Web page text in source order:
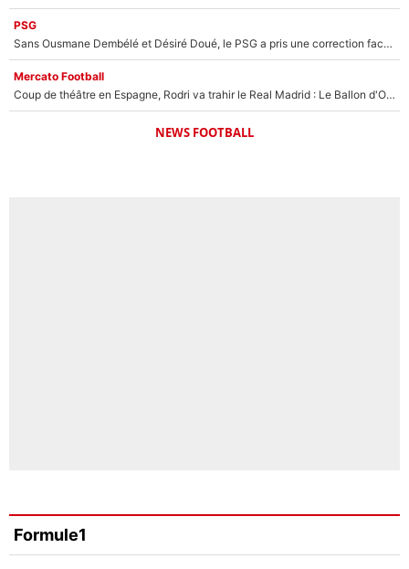
PSG
Sans Ousmane Dembélé et Désiré Doué, le PSG a pris une correction face à Majorque : Luis Enrique attend avec impatience des renforts !
Mercato Football
Coup de théâtre en Espagne, Rodri va trahir le Real Madrid : Le Ballon d'Or a choisi de signer au FC Barcelone !
NEWS FOOTBALL
Formule1